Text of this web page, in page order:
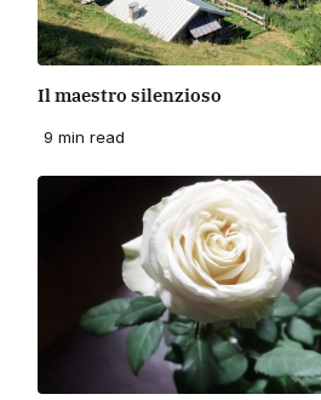
Il maestro silenzioso
9 min read